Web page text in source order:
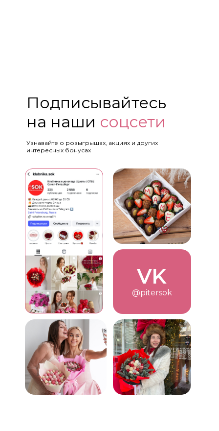
Узнавайте о розыгрышах, акциях и других
интересных бонусах
Подписывайтесь
на наши соцсети
VK
@pitersok